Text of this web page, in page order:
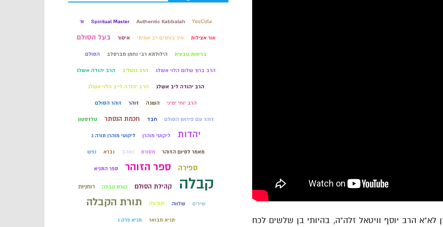
לא"א הרב יוסף וויטאל זלה"ה, בהיותי בן שלשים לכח
#YouCut
Authentic Kabbalah
Spiritual Master א'
אור אצילות איך בוחרים רב אמיתי איסור בעל הסולם
בריאות טבעית הילולתא רבי נחמן מברסלב הסולם
הרב ברוך שלום הלוי אשלג הרב גוטליב הרב יהודה אשלג
הרב יהודה ליב אשלג הרב יהודה לייב הלוי אשלג
הרב יוחי ימיני השגה זוהר זוהר הסולם
זוהר עם פירוש הסולם חבד חכמת הנסתר טלזסטון
יהדות ליקוטי מוהרן ליקוטי מוהרן תורה ג
מאמר לסיום הזוהר מסורת נאהב נברא נפש
ספירה ספר הזוהר ספר התניא
קבלה קהילת הסולם קורס קבלה רוחניות
שירים שלווה תודעה תורת הקבלה
תניא מבואר תניא פרק ג